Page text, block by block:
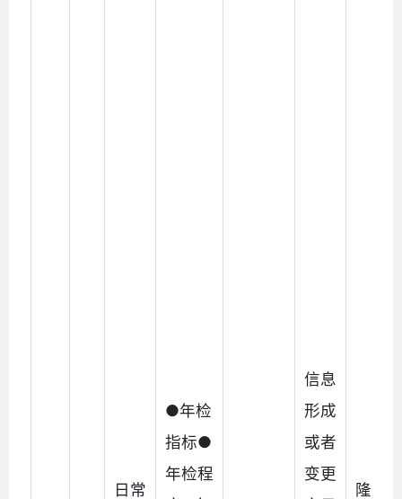
日常
●年检
指标●
年检程
信息
形成
或者
变更
隆阳